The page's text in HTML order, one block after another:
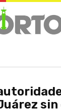
sin